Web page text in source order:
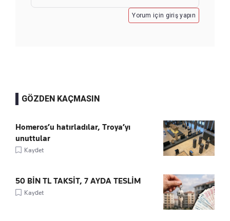
Yorum için giriş yapın
GÖZDEN KAÇMASIN
Homeros’u hatırladılar, Troya’yı
unuttular
Kaydet
50 BİN TL TAKSİT, 7 AYDA TESLİM
Kaydet